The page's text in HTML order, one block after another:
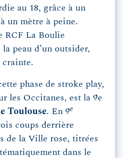
au 18, grâce à un
un mètre à peine.
RCF La Boulie
peau d’un outsider,
crainte.
phase de stroke play,
les Occitanes, est la 9e
Toulouse. En 9e
coups derrière
de la Ville rose, titrées
dans le